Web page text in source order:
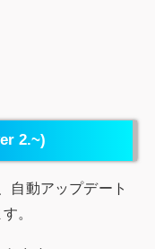
2.~)
自動アップデート
。